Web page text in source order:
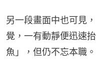
另一段畫面中也可見
覺，一有動靜便迅速
魚」，但仍不忘本職。